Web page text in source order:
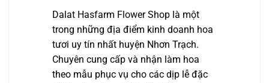
Dalat Hasfarm Flower Shop là một
trong những địa điểm kinh doanh hoa
tươi uy tín nhất huyện Nhơn Trạch.
Chuyên cung cấp và nhận làm hoa
theo mẫu phục vụ cho các dịp lễ đặc